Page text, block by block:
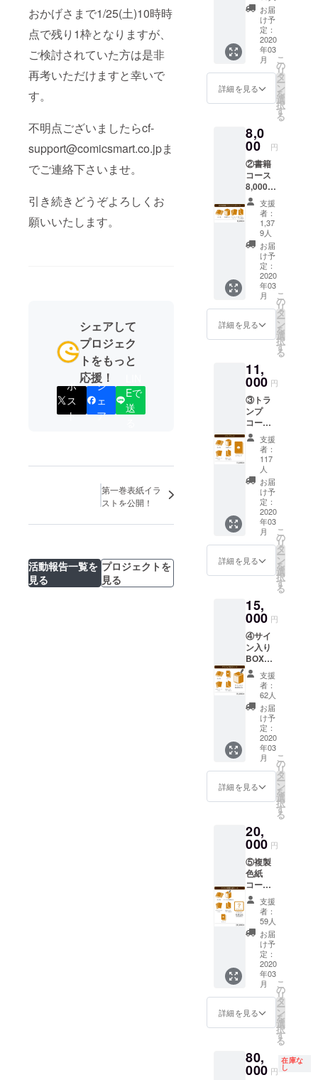
おかげさまで1/25(土)10時時
点で残り1枠となりますが、
ご検討されていた方は是非
再考いただけますと幸いで
す。
不明点ございましたらcf-
support@comicsmart.co.jpま
でご連絡下さいませ。
引き続きどうぞよろしくお
願いいたします。
シェアして
プロジェク
トをもっと
応援！
ポ
ス
ト
シ
ェ
ア
Eで
送
第一巻表紙イラ
ストを公開！
活動報告一覧を
見る
プロジェクトを
見る
料込・
数量限
定無
し） ・
書籍全3
お届
け予
定：
2020
年03
月
詳細を見る
こ
の
リ
タ
ー
ン
を
選
択
す
る
8,0
00 円
②書籍
コース
8,000
円
（税
込・送
料込・
数量限
定無
し） ・
書籍全3
巻 ・描
き下ろ
し漫画
→約50
ります
・ポス
トカー
ドセッ
ト→表
紙イラ
ストを
使用し
た3枚
セット
となり
ます ・
書籍収
BOX→
九目先
下ろし
イラス
収納
BOXを
ご用意
いたし
ます
支援
者：
1,37
9人
お届
け予
定：
2020
年03
月
詳細を見る
こ
の
リ
タ
ー
ン
を
選
択
す
る
11,
000 円
③トラ
ンプ
コース
11,000
円
（税
込・送
料込・
数量限
定無
し） ・
書籍全3
巻 ・描
き下ろ
し漫画
ト ・書
籍収納
BOX ・
『おと
ぎの
ファル
ス』特
製トラ
ンプ
→1,J,Q,
K,JOKE
Rに九目
先生描
き下ろ
しイラ
ストを
使用し
ご用意
いたし
ます。
支援
者：
117
人
お届
け予
定：
2020
年03
月
詳細を見る
こ
の
リ
タ
ー
ン
を
選
択
す
る
15,
000 円
④サイ
ン入り
BOX
コース
15,000
円
（税
込・送
料込・
数量限
定無
し） ・
書籍全3
巻 ・描
き下ろ
し漫画
トカー
ドセッ
ト ・書
籍収納
BOX
『おと
ぎの
ファル
ス』特
製トラ
ンプ ・
収納
BOXへ
のサイ
ン→九
目先生
にサイ
だきま
す ※
支援
者：
62人
お届
け予
定：
2020
年03
月
詳細を見る
こ
の
リ
タ
ー
ン
を
選
択
す
る
20,
000 円
⑤複製
色紙
コース
20,000
円
（税
込・送
料込・
数量限
定無
し） ・
書籍全3
巻 ・描
き下ろ
し漫画
・ポス
ドセッ
ト ・書
支援
者：
59人
お届
け予
定：
2020
年03
月
詳細を見る
こ
の
リ
タ
ー
ン
を
選
択
す
る
80,
000 円
在庫な
し